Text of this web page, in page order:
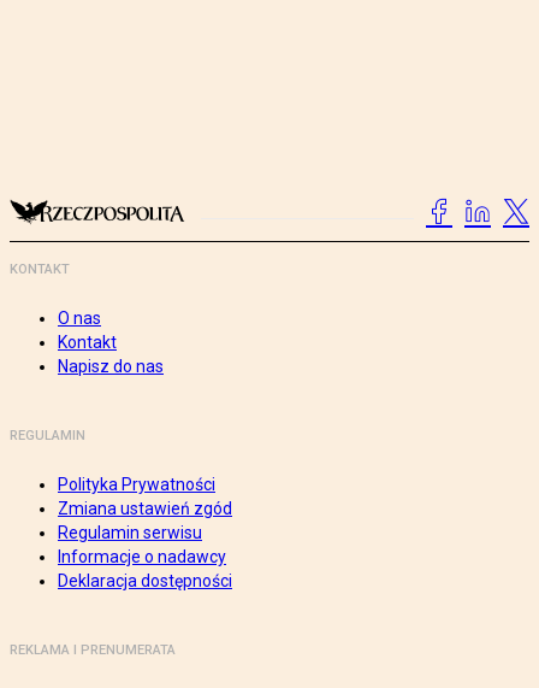
KONTAKT
O nas
Kontakt
Napisz do nas
REGULAMIN
Polityka Prywatności
Zmiana ustawień zgód
Regulamin serwisu
Informacje o nadawcy
Deklaracja dostępności
REKLAMA I PRENUMERATA